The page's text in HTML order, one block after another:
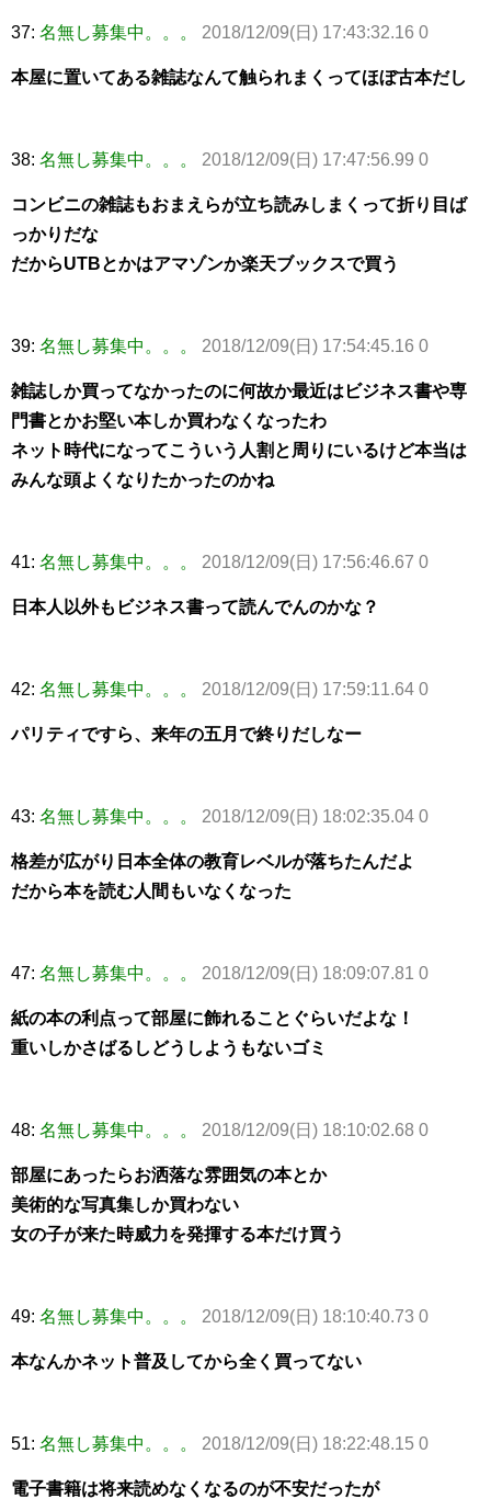
37: 名無し募集中。。。 2018/12/09(日) 17:43:32.16 0
本屋に置いてある雑誌なんて触られまくってほぼ古本だし
38: 名無し募集中。。。 2018/12/09(日) 17:47:56.99 0
コンビニの雑誌もおまえらが立ち読みしまくって折り目ば
っかりだな
だからUTBとかはアマゾンか楽天ブックスで買う
39: 名無し募集中。。。 2018/12/09(日) 17:54:45.16 0
雑誌しか買ってなかったのに何故か最近はビジネス書や専
門書とかお堅い本しか買わなくなったわ
ネット時代になってこういう人割と周りにいるけど本当は
みんな頭よくなりたかったのかね
41: 名無し募集中。。。 2018/12/09(日) 17:56:46.67 0
日本人以外もビジネス書って読んでんのかな？
42: 名無し募集中。。。 2018/12/09(日) 17:59:11.64 0
パリティですら、来年の五月で終りだしなー
43: 名無し募集中。。。 2018/12/09(日) 18:02:35.04 0
格差が広がり日本全体の教育レベルが落ちたんだよ
だから本を読む人間もいなくなった
47: 名無し募集中。。。 2018/12/09(日) 18:09:07.81 0
紙の本の利点って部屋に飾れることぐらいだよな！
重いしかさばるしどうしようもないゴミ
48: 名無し募集中。。。 2018/12/09(日) 18:10:02.68 0
部屋にあったらお洒落な雰囲気の本とか
美術的な写真集しか買わない
女の子が来た時威力を発揮する本だけ買う
49: 名無し募集中。。。 2018/12/09(日) 18:10:40.73 0
本なんかネット普及してから全く買ってない
51: 名無し募集中。。。 2018/12/09(日) 18:22:48.15 0
電子書籍は将来読めなくなるのが不安だったが